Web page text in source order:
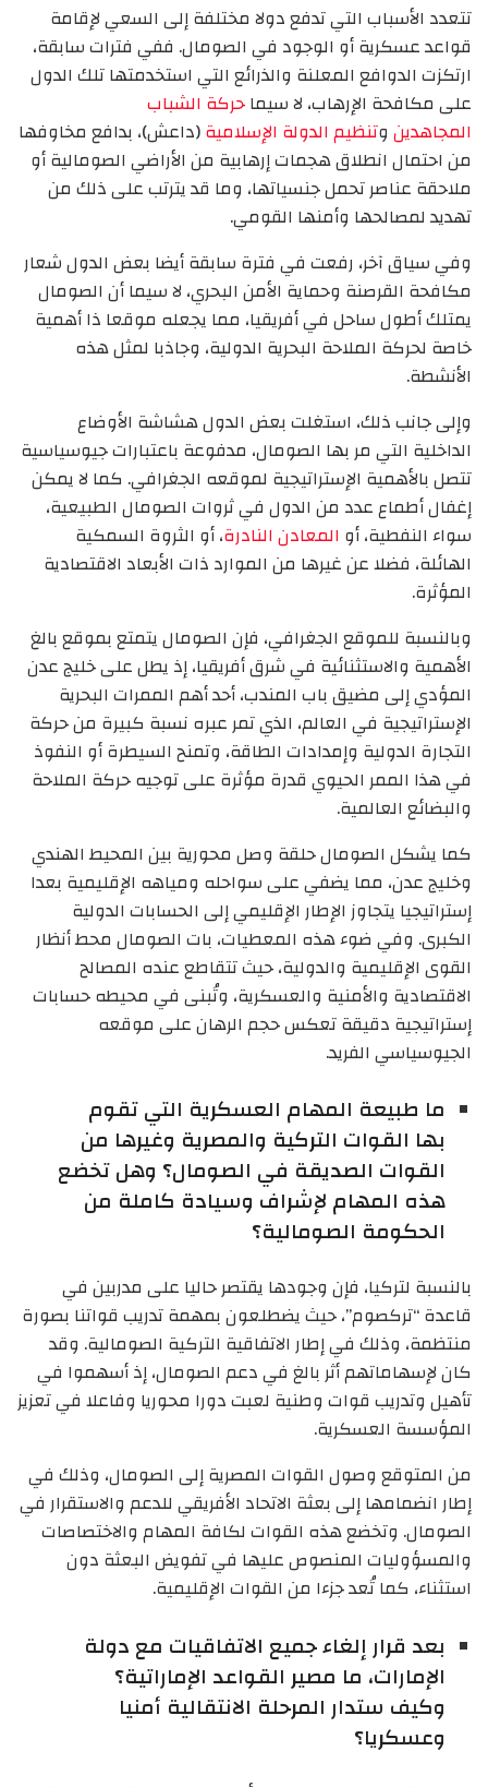
تتعدد الأسباب التي تدفع دولا مختلفة إلى السعي لإقامة
قواعد عسكرية أو الوجود في الصومال. ففي فترات سابقة،
ارتكزت الدوافع المعلنة والذرائع التي استخدمتها تلك الدول
على مكافحة الإرهاب، لا سيماحركة الشباب
المجاهدين وتنظيم الدولة الإسلامية(داعش)، بدافع مخاوفها
من احتمال انطلاق هجمات إرهابية من الأراضي الصومالية أو
ملاحقة عناصر تحمل جنسياتها، وما قد يترتب على ذلك من
تهديد لمصالحها وأمنها القومي.
وفي سياق آخر، رفعت في فترة سابقة أيضا بعض الدول شعار
مكافحة القرصنة وحماية الأمن البحري، لا سيما أن الصومال
يمتلك أطول ساحل في أفريقيا، مما يجعله موقعا ذا أهمية
خاصة لحركة الملاحة البحرية الدولية، وجاذبا لمثل هذه
الأنشطة.
وإلى جانب ذلك، استغلت بعض الدول هشاشة الأوضاع
الداخلية التي مر بها الصومال، مدفوعة باعتبارات جيوسياسية
تتصل بالأهمية الإستراتيجية لموقعه الجغرافي. كما لا يمكن
إغفال أطماع عدد من الدول في ثروات الصومال الطبيعية،
سواء النفطية، أو المعادن النادرة، أو الثروة السمكية
الهائلة، فضلا عن غيرها من الموارد ذات الأبعاد الاقتصادية
المؤثرة.
وبالنسبة للموقع الجغرافي، فإن الصومال يتمتع بموقع بالغ
الأهمية والاستثنائية في شرق أفريقيا، إذ يطل على خليج عدن
المؤدي إلى مضيق باب المندب، أحد أهم الممرات البحرية
الإستراتيجية في العالم، الذي تمر عبره نسبة كبيرة من حركة
التجارة الدولية وإمدادات الطاقة، وتمنح السيطرة أو النفوذ
في هذا الممر الحيوي قدرة مؤثرة على توجيه حركة الملاحة
والبضائع العالمية.
كما يشكل الصومال حلقة وصل محورية بين المحيط الهندي
وخليج عدن، مما يضفي على سواحله ومياهه الإقليمية بعدا
إستراتيجيا يتجاوز الإطار الإقليمي إلى الحسابات الدولية
الكبرى. وفي ضوء هذه المعطيات، بات الصومال محط أنظار
القوى الإقليمية والدولية، حيث تتقاطع عنده المصالح
الاقتصادية والأمنية والعسكرية، وتُبنى في محيطه حسابات
إستراتيجية دقيقة تعكس حجم الرهان على موقعه
الجيوسياسي الفريد.
ما طبيعة المهام العسكرية التي تقوم
بها القوات التركية والمصرية وغيرها من
القوات الصديقة في الصومال؟ وهل تخضع
هذه المهام لإشراف وسيادة كاملة من
الحكومة الصومالية؟
بالنسبة لتركيا، فإن وجودها يقتصر حاليا على مدربين في
قاعدة “تركصوم”، حيث يضطلعون بمهمة تدريب قواتنا بصورة
منتظمة، وذلك في إطار الاتفاقية التركية الصومالية. وقد
كان لإسهاماتهم أثر بالغ في دعم الصومال، إذ أسهموا في
تأهيل وتدريب قوات وطنية لعبت دورا محوريا وفاعلا في تعزيز
المؤسسة العسكرية.
من المتوقع وصول القوات المصرية إلى الصومال، وذلك في
إطار انضمامها إلى بعثة الاتحاد الأفريقي للدعم والاستقرار في
الصومال. وتخضع هذه القوات لكافة المهام والاختصاصات
والمسؤوليات المنصوص عليها في تفويض البعثة دون
استثناء، كما تُعد جزءا من القوات الإقليمية.
بعد قرار إلغاء جميع الاتفاقيات مع دولة
الإمارات، ما مصير القواعد الإماراتية؟
وكيف ستدار المرحلة الانتقالية أمنيا
وعسكريا؟